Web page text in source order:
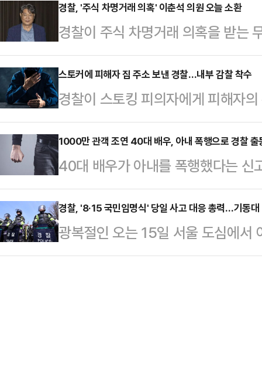
범죄수사대는 지난 14일 오후 6시
환해 조사했다.이날 오전 1시50분
이 의원은 "사회적 물의를 일으킨
다"며 "조사를 성실히 받았고 앞으
인정하느냐", "조사에서 어떤 점을
하지 않은 채 대기 중…
경찰, '주식 차명거래 의혹' 이춘석 의원 오늘 소환
경찰이 주식 차명거래 의혹을 받는
환했다.서울경찰청 금융범죄수사
조사하는 중이라고 밝혔다. 이 의
경찰은 이 의원을 상대로 차모 보좌
지 등을 물을 예정이다. 이 의원과
법 위반 등 혐의로 출국금지된 핵
의장에서 차씨 명의로 주식을 거래
로 더불어민주당을 탈당…
스토커에 피해자 집 주소 보낸 경찰…내부 감찰 착수
경찰이 스토킹 피의자에게 피해자
강서경찰서는 지난달 스토킹 피해
에 대한 공식 사과를 전하고 내부
장 동료인 피의자에게 2주간 욕설
스토킹처벌법 위반으로 처벌해달
토킹 관련 긴급응급조치(주거지 접
입력된 통보서를 피의자 휴대전화
“불의의 사고로 귀하의 소중한 개
1000만 관객 조연 40대 배우, 아내 폭행으로 경찰 출
40대 배우가 아내를 폭행했다는 신
게 알려졌다.14일 경찰에 따르면
40대 배우 A씨가 아내 B씨를 폭행
B씨와 말다툼을 하다가 집에서 나
서 몸싸움이 벌어진 것으로 전해졌
경찰, '8·15 국민임명식' 당일 사고 대응 총력…기동
광복절인 오는 15일 서울 도심에서
통령 국민 임명식'과 각종 집회·시